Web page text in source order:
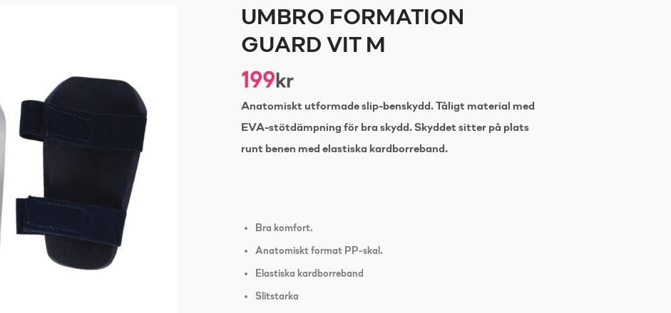
UMBRO FORMATION
GUARD VIT M
199kr
Anatomiskt utformade slip-benskydd. Tåligt material med
EVA-stötdämpning för bra skydd. Skyddet sitter på plats
runt benen med elastiska kardborreband.
Bra komfort.
Anatomiskt format PP-skal.
Elastiska kardborreband
Slitstarka